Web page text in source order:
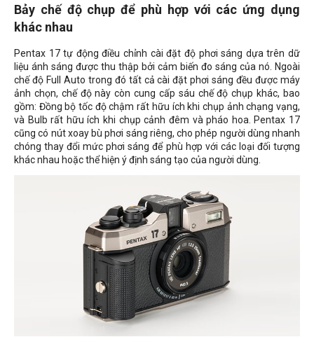
Bảy chế độ chụp để phù hợp với các ứng dụng
khác nhau
Pentax 17 tự động điều chỉnh cài đặt độ phơi sáng dựa trên dữ
liệu ánh sáng được thu thập bởi cảm biến đo sáng của nó. Ngoài
chế độ Full Auto trong đó tất cả cài đặt phơi sáng đều được máy
ảnh chọn, chế độ này còn cung cấp sáu chế độ chụp khác, bao
gồm: Đồng bộ tốc độ chậm rất hữu ích khi chụp ảnh chạng vạng,
và Bulb rất hữu ích khi chụp cảnh đêm và pháo hoa. Pentax 17
cũng có nút xoay bù phơi sáng riêng, cho phép người dùng nhanh
chóng thay đổi mức phơi sáng để phù hợp với các loại đối tượng
khác nhau hoặc thể hiện ý định sáng tạo của người dùng.